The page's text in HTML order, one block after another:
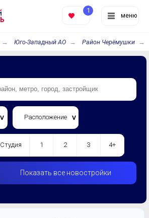
меню
1
Юго-Западный АО Район Черёмушки
Расположение
Студия 1 2 3 4+
Показать все новостройки